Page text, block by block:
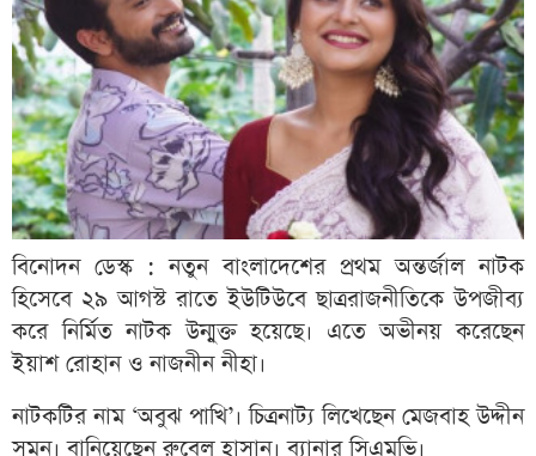
বিনোদন ডেস্ক : নতুন বাংলাদেশের প্রথম অন্তর্জাল নাটক
হিসেবে ২৯ আগস্ট রাতে ইউটিউবে ছাত্ররাজনীতিকে উপজীব্য
করে নির্মিত নাটক উন্মুক্ত হয়েছে। এতে অভীনয় করেছেন
ইয়াশ রোহান ও নাজনীন নীহা।
নাটকটির নাম ‘অবুঝ পাখি’। চিত্রনাট্য লিখেছেন মেজবাহ উদ্দীন
সুমন। বানিয়েছেন রুবেল হাসান। ব্যানার সিএমভি।